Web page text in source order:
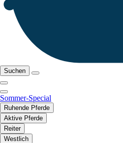
Suchen
Sommer-Special
Ruhende Pferde
Aktive Pferde
Reiter
Westlich